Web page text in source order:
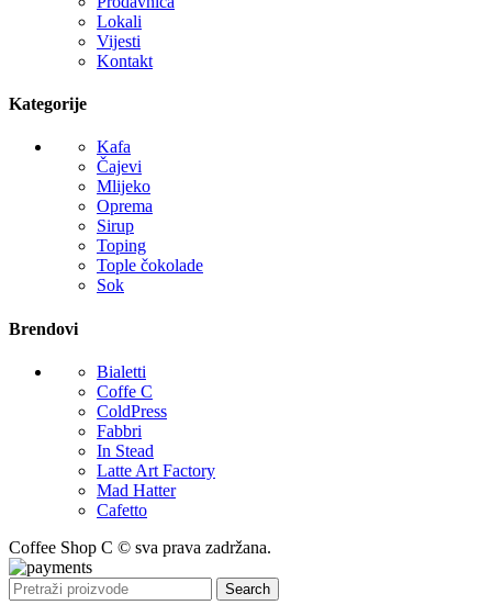
Lokali
Vijesti
Kontakt
Kategorije
Kafa
Čajevi
Mlijeko
Oprema
Sirup
Toping
Tople čokolade
Sok
Brendovi
Bialetti
Coffe C
ColdPress
Fabbri
In Stead
Latte Art Factory
Mad Hatter
Cafetto
Coffee Shop C © sva prava zadržana.
Search